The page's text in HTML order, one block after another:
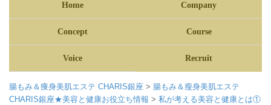
Home Company
Concept Course
Voice Recruit
腸もみ＆痩身美肌エステ CHARIS銀座 > 腸もみ＆瘦身美肌エステ
CHARIS銀座★美容と健康お役立ち情報 > 私が考える美容と健康とは①